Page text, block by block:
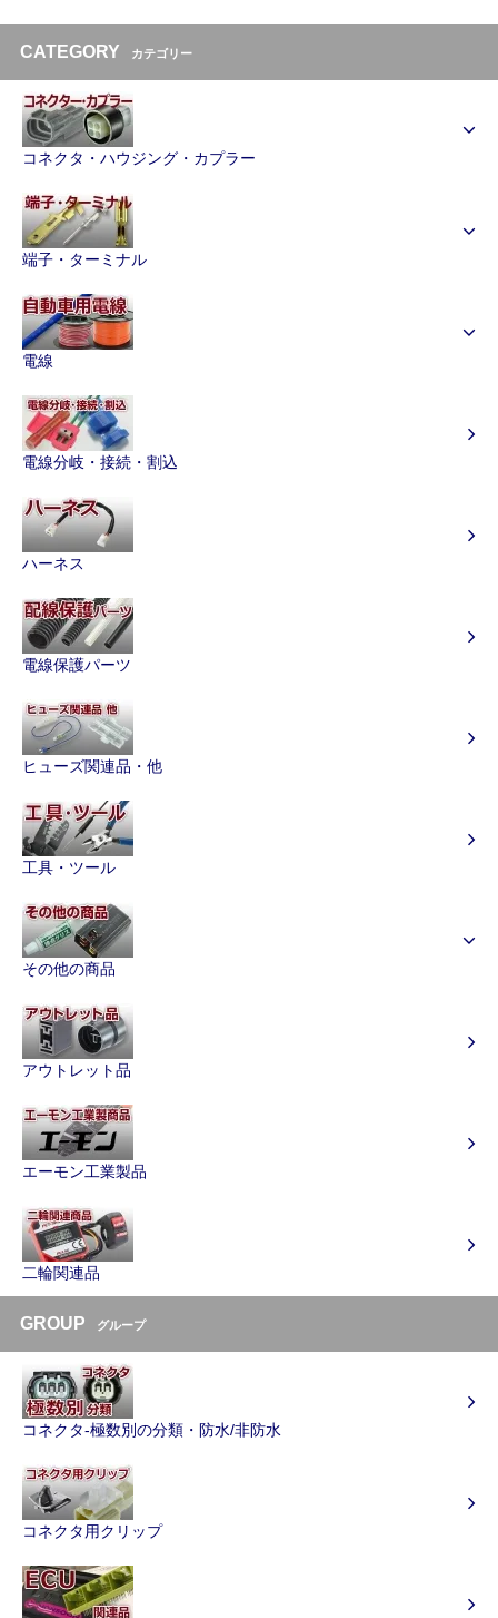
CATEGORY カテゴリー
コネクタ・ハウジング・カプラー
端子・ターミナル
電線
電線分岐・接続・割込
ハーネス
電線保護パーツ
ヒューズ関連品・他
工具・ツール
その他の商品
アウトレット品
エーモン工業製品
二輪関連品
GROUP グループ
コネクタ-極数別の分類・防水/非防水
コネクタ用クリップ